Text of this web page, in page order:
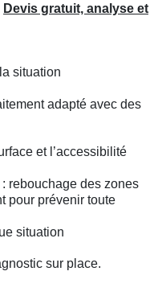
Devis gratuit, analyse et
situation
adapté avec des
et l’accessibilité
rebouchage des zones
pour prévenir toute
situation
sur place.